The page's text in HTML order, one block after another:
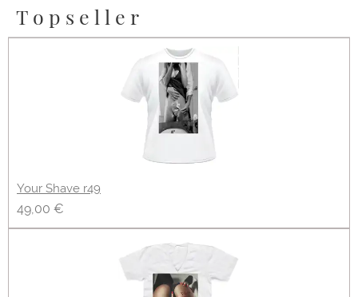
Topseller
Your Shave r49
49,00 €